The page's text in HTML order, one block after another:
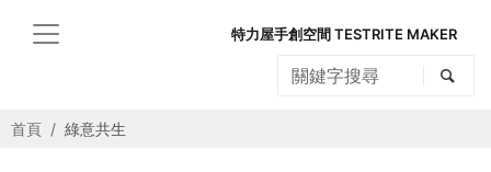
特力屋手創空間 TESTRITE MAKER
首頁 綠意共生